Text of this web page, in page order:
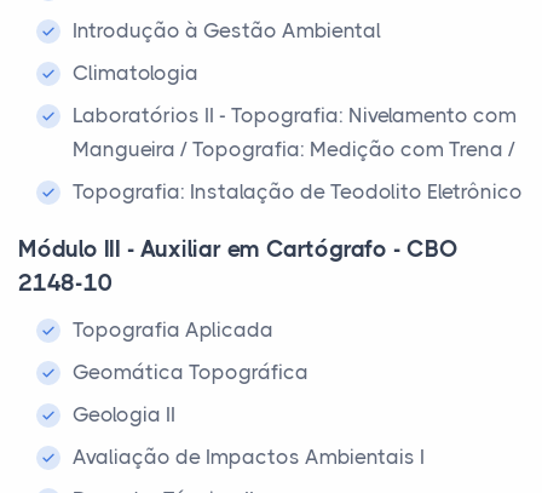
Introdução à Gestão Ambiental
Climatologia
Laboratórios II - Topografia: Nivelamento com
Mangueira / Topografia: Medição com Trena /
Topografia: Instalação de Teodolito Eletrônico
Módulo III - Auxiliar em Cartógrafo - CBO
2148-10
Topografia Aplicada
Geomática Topográfica
Geologia II
Avaliação de Impactos Ambientais I